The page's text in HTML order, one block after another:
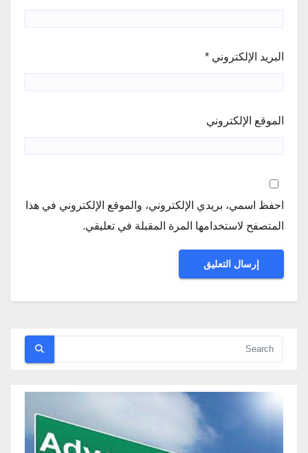
البريد الإلكتروني *
الموقع الإلكتروني
احفظ اسمي، بريدي الإلكتروني، والموقع الإلكتروني في هذا
المتصفح لاستخدامها المرة المقبلة في تعليقي.